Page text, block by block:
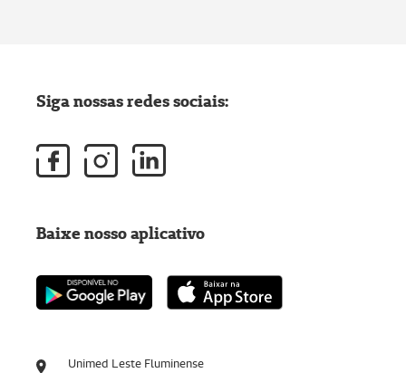
Unimed Leste Fluminense
Siga nossas redes sociais:
Baixe nosso aplicativo